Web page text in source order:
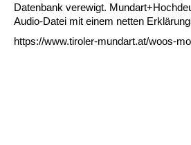
Datenbank verewigt.
Audio-Datei mit einem netten
https://www.tiroler-mundart.at/woos-